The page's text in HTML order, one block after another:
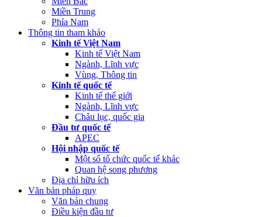
Miền Trung
Phía Nam
Thông tin tham khảo
Kinh tế Việt Nam
Kinh tế Việt Nam
Ngành, Lĩnh vực
Vùng, Thông tin
Kinh tế quốc tế
Kinh tế thế giới
Ngành, Lĩnh vực
Châu lục, quốc gia
Đầu tư quốc tế
APEC
Hội nhập quốc tế
Một số tổ chức quốc tế khác
Quan hệ song phương
Địa chỉ hữu ích
Văn bản pháp quy
Văn bản chung
Điều kiện đầu tư